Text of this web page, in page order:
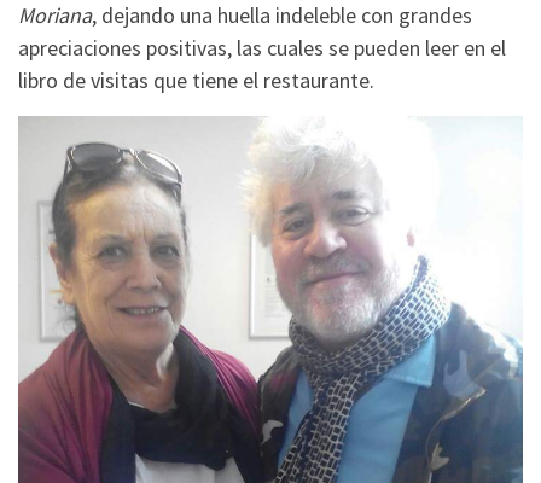
Moriana, dejando una huella indeleble con grandes
apreciaciones positivas, las cuales se pueden leer en el
libro de visitas que tiene el restaurante.